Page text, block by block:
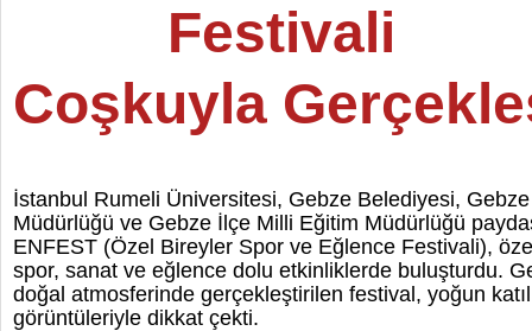
Festivali
Coşkuyla
İstanbul Rumeli Üniversitesi, Gebze Belediyesi,
Müdürlüğü ve Gebze İlçe Milli Eğitim Müdürlüğü
ENFEST (Özel Bireyler Spor ve Eğlence Festivali),
spor, sanat ve eğlence dolu etkinliklerde buluşturdu.
doğal atmosferinde gerçekleştirilen festival, yoğun
görüntüleriyle dikkat çekti.